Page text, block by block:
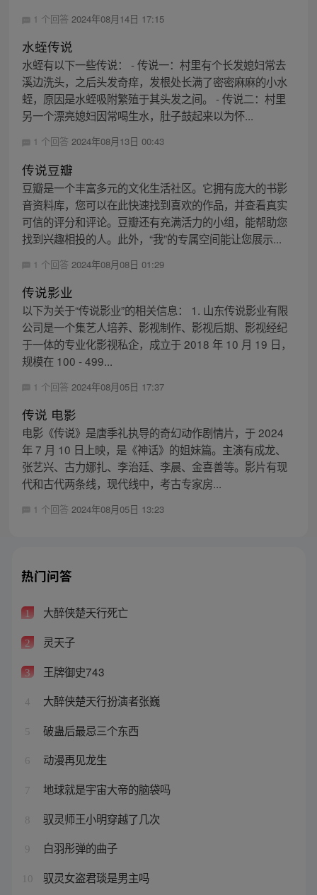
1 个回答 2024年08月14日 17:15
水蛭传说
水蛭有以下一些传说： - 传说一：村里有个长发媳妇常去
溪边洗头，之后头发奇痒，发根处长满了密密麻麻的小水
蛭，原因是水蛭吸附繁殖于其头发之间。 - 传说二：村里
另一个漂亮媳妇因常喝生水，肚子鼓起来以为怀...
1 个回答 2024年08月13日 00:43
传说豆瓣
豆瓣是一个丰富多元的文化生活社区。它拥有庞大的书影
音资料库，您可以在此快速找到喜欢的作品，并查看真实
可信的评分和评论。豆瓣还有充满活力的小组，能帮助您
找到兴趣相投的人。此外，“我”的专属空间能让您展示...
1 个回答 2024年08月08日 01:29
传说影业
以下为关于“传说影业”的相关信息： 1. 山东传说影业有限
公司是一个集艺人培养、影视制作、影视后期、影视经纪
于一体的专业化影视私企，成立于 2018 年 10 月 19 日，
规模在 100 - 499...
1 个回答 2024年08月05日 17:37
传说 电影
电影《传说》是唐季礼执导的奇幻动作剧情片，于 2024
年 7 月 10 日上映，是《神话》的姐妹篇。主演有成龙、
张艺兴、古力娜扎、李治廷、李晨、金喜善等。影片有现
代和古代两条线，现代线中，考古专家房...
1 个回答 2024年08月05日 13:23
热门问答
1 大醉侠楚天行死亡
2 灵天子
3 王牌御史743
4 大醉侠楚天行扮演者张巍
5 破蛊后最忌三个东西
6 动漫再见龙生
7 地球就是宇宙大帝的脑袋吗
8 驭灵师王小明穿越了几次
9 白羽彤弹的曲子
10 驭灵女盗君琰是男主吗